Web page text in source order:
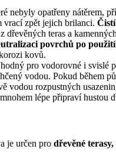
nebyly opatřeny nátěrem,
vrací zpět jejich brilanci.
dřevěných teras a
povrchů po
kovů.
pro vodorovné i svislé
vodou. Pokud během
vodou rozpustných
lépe připraví hustou
je určen pro dřevěné